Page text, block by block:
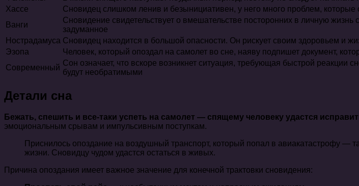
Хассе
Сновидец слишком ленив и безынициативен, у него много проблем, которые
Ванги
Сновидение свидетельствует о вмешательстве посторонних в личную
задуманное
Нострадамуса Сновидец находится в большой опасности. Он рискует своим здоровьем и
Эзопа
Человек, который опоздал на самолет во сне, наяву подпишет документ,
Современный
Сон означает, что вскоре возникнет ситуация, требующая быстрой
будут необратимыми
Детали сна
Бежать, спешить и все-таки успеть на самолет — спящему человеку удастся
эмоциональным срывам и импульсивным поступкам.
Приснилось опоздание на воздушный транспорт, который попал в авиакатастрофу —
жизни. Сновидцу чудом удастся остаться в живых.
Причина опоздания имеет важное значение для конечной трактовки сновидения: